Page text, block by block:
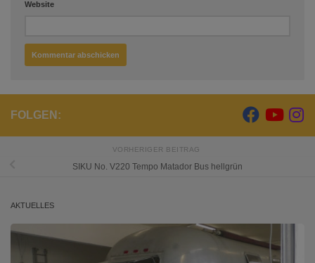
Website
FOLGEN:
VORHERIGER BEITRAG
SIKU No. V220 Tempo Matador Bus hellgrün
AKTUELLES